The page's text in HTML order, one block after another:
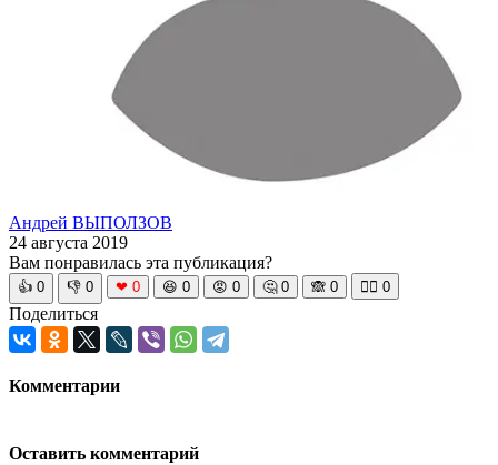
Андрей ВЫПОЛЗОВ
24 августа 2019
Вам понравилась эта публикация?
👍 0 👎 0 ❤ 0 😆 0 😡 0 🤔 0 🙈 0 🧘‍♀️ 0
Поделиться
Комментарии
Оставить комментарий